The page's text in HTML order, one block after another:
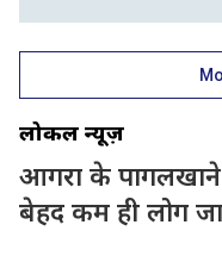
लोकल न्यूज़
आगरा के
बेहद कम ही लोग